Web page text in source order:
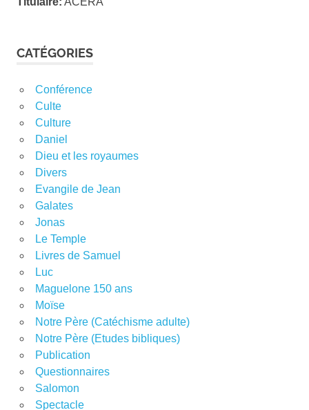
CATÉGORIES
Conférence
Culte
Culture
Daniel
Dieu et les royaumes
Divers
Evangile de Jean
Galates
Jonas
Le Temple
Livres de Samuel
Luc
Maguelone 150 ans
Moïse
Notre Père (Catéchisme adulte)
Notre Père (Etudes bibliques)
Publication
Questionnaires
Salomon
Spectacle